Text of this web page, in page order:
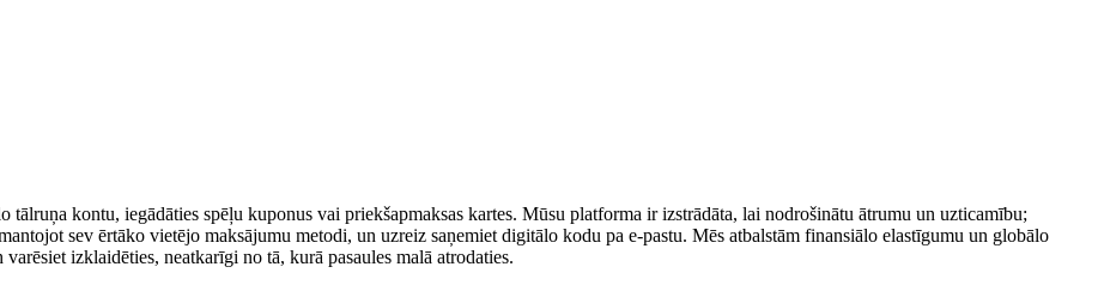
kontu, iegādāties spēļu kuponus vai priekšapmaksas kartes. Mūsu platforma ir izstrādāta, lai nodrošinātu ātrumu un uzticamību;
sev ērtāko vietējo maksājumu metodi, un uzreiz saņemiet digitālo kodu pa e-pastu. Mēs atbalstām finansiālo elastīgumu un globālo
izklaidēties, neatkarīgi no tā, kurā pasaules malā atrodaties.